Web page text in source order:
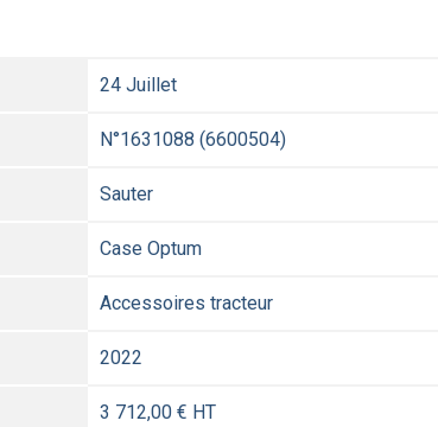
24 Juillet
N°1631088 (6600504)
Sauter
Case Optum
Accessoires tracteur
2022
3 712,00 € HT